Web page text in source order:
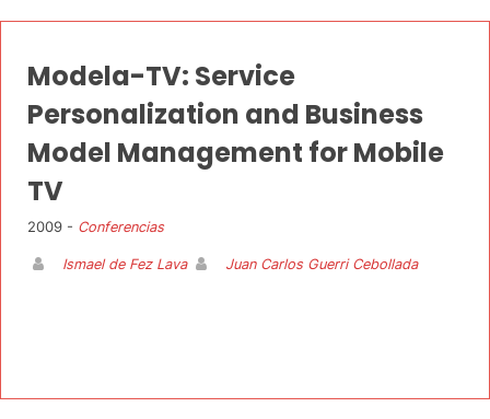
Modela-TV: Service
Personalization and Business
Model Management for Mobile
TV
2009 - Conferencias
Ismael de Fez Lava Juan Carlos Guerri Cebollada